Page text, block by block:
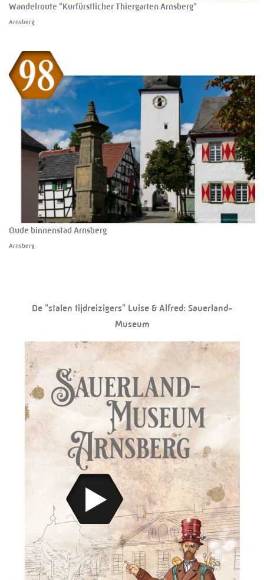
Wandelroute "Kurfürstlicher Thiergarten Arnsberg"
Arnsberg
Oude binnenstad Arnsberg
Arnsberg
De "stalen tijdreizigers" Luise & Alfred: Sauerland-
Museum